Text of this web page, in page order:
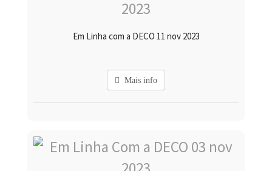
Em Linha com a DECO 11 nov 2023
Mais info